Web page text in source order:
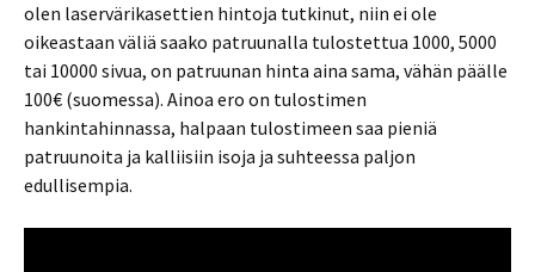
olen laservärikasettien hintoja tutkinut, niin ei ole
oikeastaan väliä saako patruunalla tulostettua 1000, 5000
tai 10000 sivua, on patruunan hinta aina sama, vähän päälle
100€ (suomessa). Ainoa ero on tulostimen
hankintahinnassa, halpaan tulostimeen saa pieniä
patruunoita ja kalliisiin isoja ja suhteessa paljon
edullisempia.